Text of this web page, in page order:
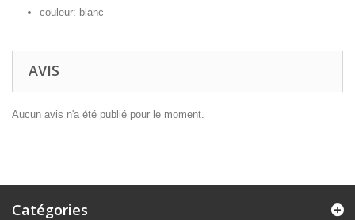
couleur: blanc
AVIS
Aucun avis n'a été publié pour le moment.
Catégories